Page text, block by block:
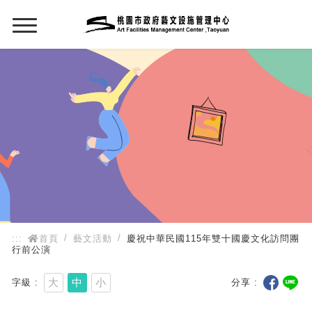
::: 首頁 藝文活動
慶祝中華民國115年雙十國慶文化訪問團
行前公演
字級 大 中 小 分享